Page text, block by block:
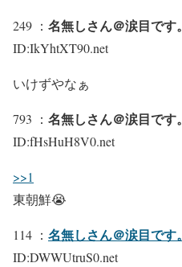
249 ： 名無しさん＠涙目です。
ID:IkYhtXT90.net
いけずやなぁ
793 ： 名無しさん＠涙目です。
ID:fHsHuH8V0.net
>>1
東朝鮮😭
114 ： 名無しさん＠涙目です。
ID:DWWUtruS0.net